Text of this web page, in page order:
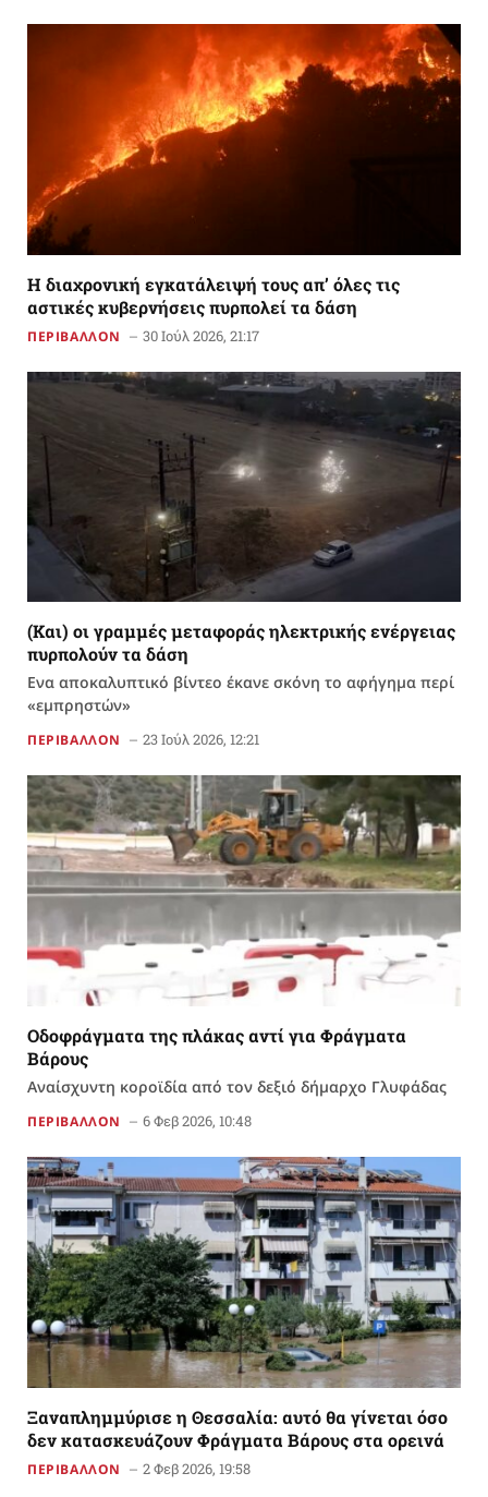
Η διαχρονική εγκατάλειψή τους απ’ όλες τις
αστικές κυβερνήσεις πυρπολεί τα δάση
ΠΕΡΙΒΑΛΛΟΝ 30 Ιούλ 2026, 21:17
(Και) οι γραμμές μεταφοράς ηλεκτρικής ενέργειας
πυρπολούν τα δάση
Ενα αποκαλυπτικό βίντεο έκανε σκόνη το αφήγημα περί
«εμπρηστών»
ΠΕΡΙΒΑΛΛΟΝ 23 Ιούλ 2026, 12:21
Οδοφράγματα της πλάκας αντί για Φράγματα
Βάρους
Αναίσχυντη κοροϊδία από τον δεξιό δήμαρχο Γλυφάδας
ΠΕΡΙΒΑΛΛΟΝ 6 Φεβ 2026, 10:48
Ξαναπλημμύρισε η Θεσσαλία: αυτό θα γίνεται όσο
δεν κατασκευάζουν Φράγματα Βάρους στα ορεινά
ΠΕΡΙΒΑΛΛΟΝ 2 Φεβ 2026, 19:58